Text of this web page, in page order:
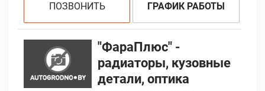
ПОЗВОНИТЬ ГРАФИК РАБОТЫ
"ФараПлюс" -
радиаторы, кузовные
детали, оптика